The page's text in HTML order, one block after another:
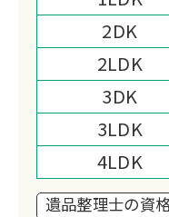
2DK
2LDK
3DK
3LDK
4LDK
遺品整理士の資